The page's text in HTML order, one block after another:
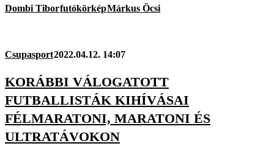
Dombi TiborfutókörképMárkus Öcsi
Csupasport2022.04.12. 14:07
KORÁBBI VÁLOGATOTT
FUTBALLISTÁK KIHÍVÁSAI
FÉLMARATONI, MARATONI ÉS
ULTRATÁVOKON